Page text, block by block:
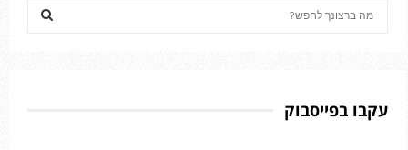
h
f
עקבו בפייסבוק